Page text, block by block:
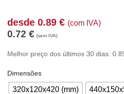
desde 0.89 € (com IVA)
0.72 € (sem IVA)
Melhor preço dos últimos 30 dias:
Dimensões
320x120x420 (mm)